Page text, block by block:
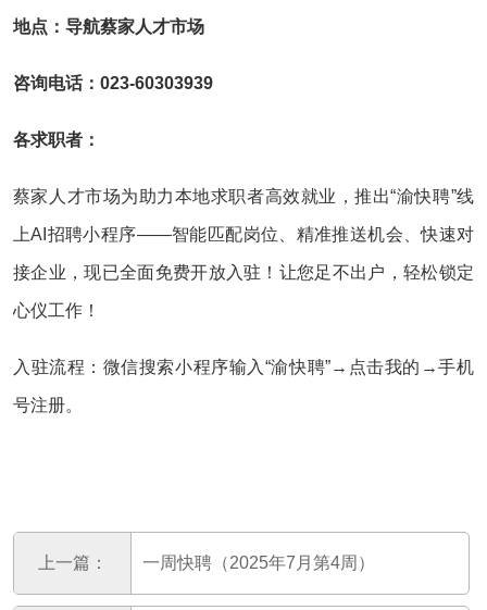
地点：导航蔡家人才市场
咨询电话：023-60303939
各求职者：
蔡家人才市场为助力本地求职者高效就业，推出“渝快聘”线
上AI招聘小程序——智能匹配岗位、精准推送机会、快速对
接企业，现已全面免费开放入驻！让您足不出户，轻松锁定
心仪工作！
入驻流程：微信搜索小程序输入“渝快聘”→点击我的→手机
号注册。
上一篇： 一周快聘（2025年7月第4周）